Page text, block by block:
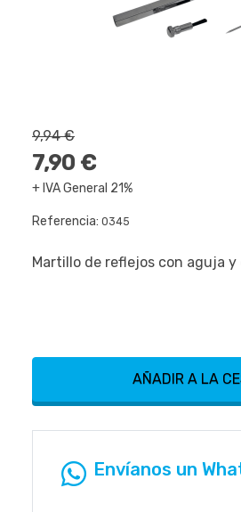
9,94 €
7,90 €
+ IVA General 21%
Referencia: 0345
Martillo de reflejos con aguja y
AÑADIR A LA
Envíanos un